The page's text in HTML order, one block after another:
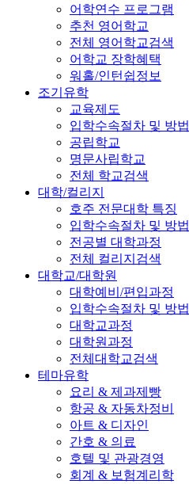
어학연수 프로그램
추천 영어학교
전체 영어학교검색
어학교 장학혜택
워홀/인턴쉽정보
조기유학
교육제도
입학수속절차 및 방법
공립학교
명문사립학교
전체 학교검색
대학/컬리지
호주 전문대학 특징
입학수속절차 및 방법
전공별 대학과정
전체 컬리지검색
대학교/대학원
대학예비/편입과정
입학수속절차 및 방법
대학교과정
대학원과정
전체대학교검색
테마유학
요리 & 제과제빵
항공 & 자동차정비
아트 & 디자인
간호 & 의료
호텔 및 관광경영
회계 & 보험계리학